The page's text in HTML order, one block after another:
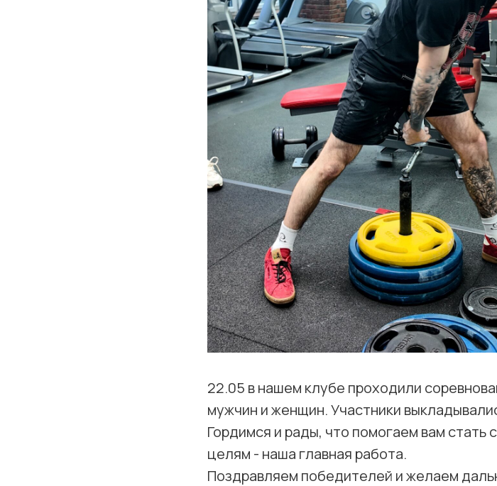
22.05 в нашем клубе проходили
мужчин и женщин. Участники
Гордимся и рады, что помогаем вам стать
целям - наша главная работа.
Поздравляем победителей и желаем